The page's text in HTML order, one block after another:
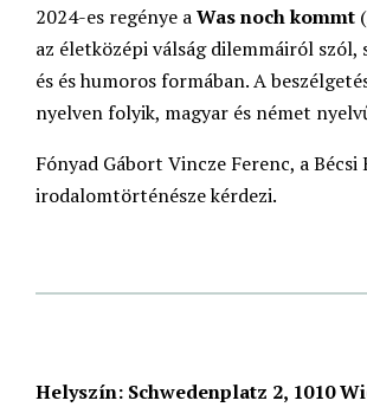
2024-es regénye aWas noch kommt
az életközépi válság dilemmáiról szól,
és és humoros formában. A
nyelven folyik, magyar és német
Fónyad Gábort Vincze Ferenc, a Bécsi
irodalomtörténésze kérdezi.
Helyszín: Schwedenplatz 2, 1010